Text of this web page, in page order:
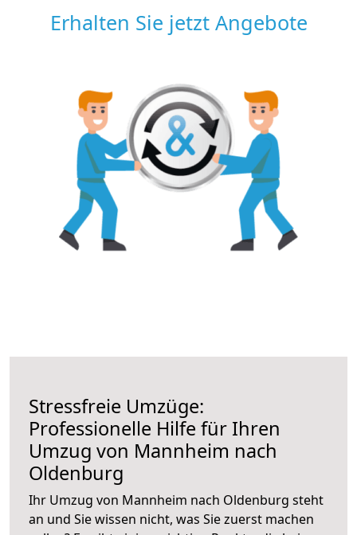
Erhalten Sie jetzt Angebote
Stressfreie Umzüge:
Professionelle Hilfe für Ihren
Umzug von Mannheim nach
Oldenburg
Ihr Umzug von Mannheim nach Oldenburg steht
an und Sie wissen nicht, was Sie zuerst machen